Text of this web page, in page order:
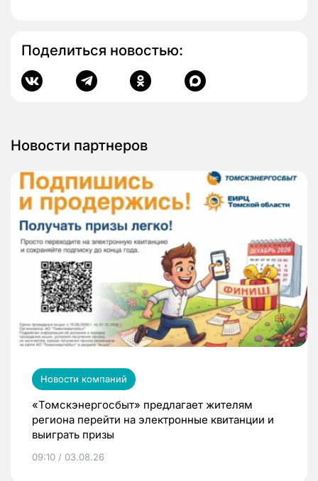
Поделиться новостью:
Новости партнеров
Новости компаний
«Томскэнергосбыт» предлагает жителям
региона перейти на электронные квитанции и
выиграть призы
09:10 / 03.08.26